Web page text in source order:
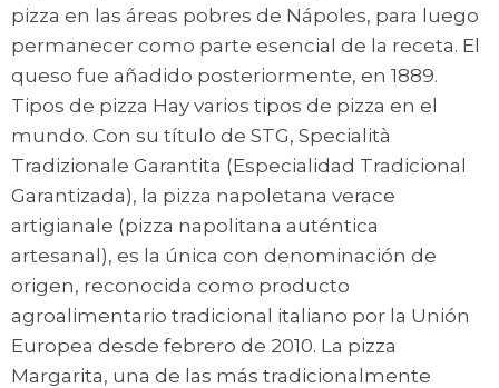
pizza en las áreas pobres de Nápoles, para luego
permanecer como parte esencial de la receta. El
queso fue añadido posteriormente, en 1889.
Tipos de pizza Hay varios tipos de pizza en el
mundo. Con su título de STG, Specialità
Tradizionale Garantita (Especialidad Tradicional
Garantizada), la pizza napoletana verace
artigianale (pizza napolitana auténtica
artesanal), es la única con denominación de
origen, reconocida como producto
agroalimentario tradicional italiano por la Unión
Europea desde febrero de 2010. La pizza
Margarita, una de las más tradicionalmente